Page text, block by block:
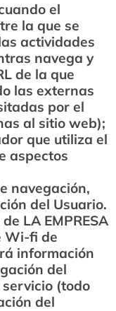
el
la que se
actividades
navega y
de la que
las externas
por el
al sitio web);
que utiliza el
aspectos
navegación,
del Usuario.
LA EMPRESA
Wi-fi de
información
del
(todo
del